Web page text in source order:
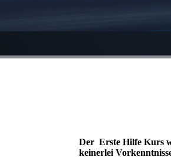
Der Erste Hilfe Kurs
keinerlei